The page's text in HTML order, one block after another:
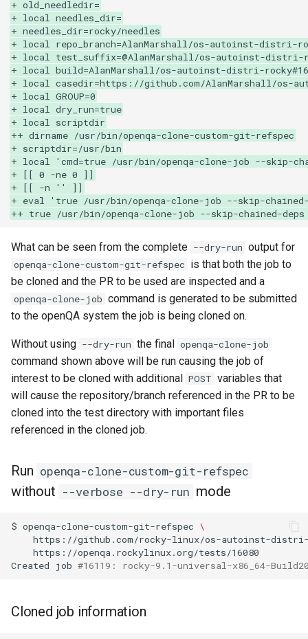
QA:Testcase Vagrant Images
+ old_needledir=
+ local needles_dir=
+ needles_dir=rocky/needles
+ local repo_branch=AlanMarshall/os-autoinst-distri-
+ local test_suffix=@AlanMarshall/os-autoinst-distri-
+ local build=AlanMarshall/os-autoinst-distri-
+ local casedir=https://github.com/AlanMarshall/os-
+ local GROUP=0
+ local dry_run=true
+ local scriptdir
++ dirname /usr/bin/openqa-clone-custom-git-refspec
+ scriptdir=/usr/bin
+ local 'cmd=true /usr/bin/openqa-clone-job --skip-
+ [[ 0 -ne 0 ]]
+ [[ -n '' ]]
+ eval 'true /usr/bin/openqa-clone-job --skip-chained-
++ true /usr/bin/openqa-clone-job --skip-chained-deps
What can be seen from the complete --dry-run output for
openqa-clone-custom-git-refspec is that both the job to
be cloned and the PR to be used are inspected and a
openqa-clone-job command is generated to be submitted
to the openQA system the job is being cloned on.
Without using --dry-run the final openqa-clone-job
command shown above will be run causing the job of
interest to be cloned with additional POST variables that
will cause the repository/branch referenced in the PR to be
cloned into the test directory with important files
referenced in the cloned job.
Run openqa-clone-custom-git-refspec
without --verbose --dry-run mode
$ openqa-clone-custom-git-refspec \
https://github.com/rocky-linux/os-autoinst-
https://openqa.rockylinux.org/tests/16080
Created
job #16119: rocky-9.1-universal-x86_64-
Cloned job information